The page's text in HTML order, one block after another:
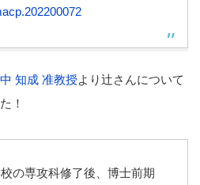
知成 准教授より辻さんについて
！
の専攻科修了後、博士前期